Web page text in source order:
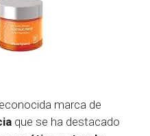
marca de
que se ha destacado